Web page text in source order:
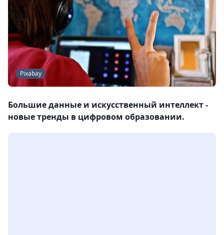
Pixabay
Большие данные и искусственный интеллект -
новые тренды в цифровом образовании.